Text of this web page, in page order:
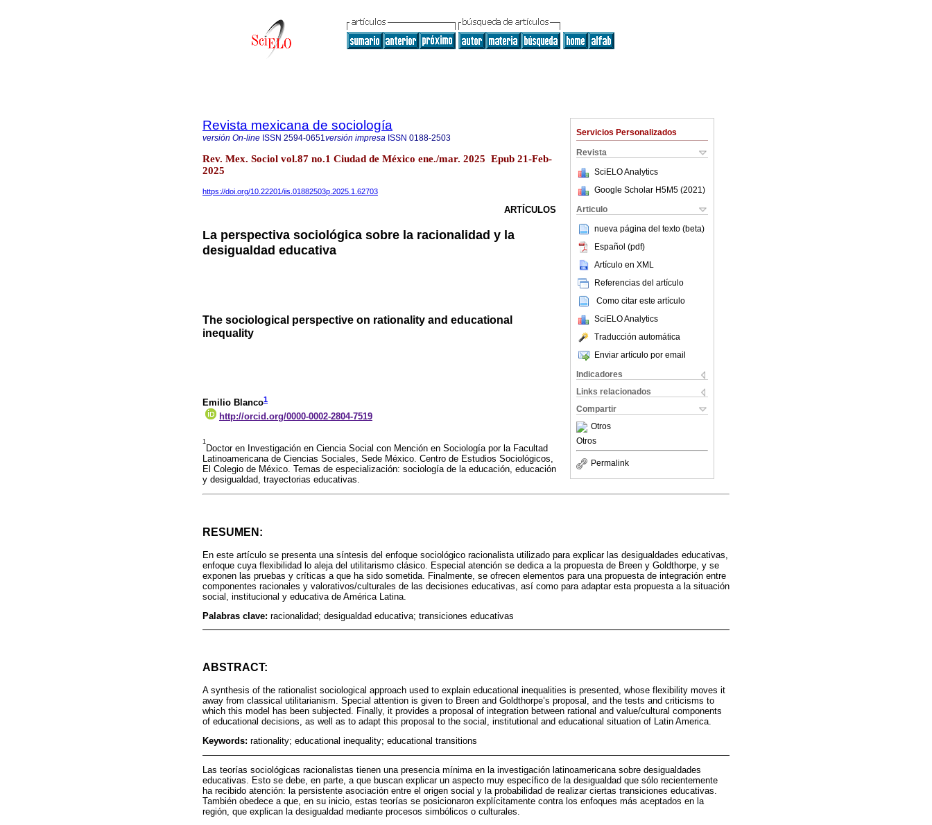
Servicios Personalizados
Revista
SciELO Analytics
Google Scholar H5M5 (2021 )
Articulo
nueva página del texto (beta)
Español (pdf)
Artículo en XML
Referencias del artículo
Como citar este artículo
SciELO Analytics
Traducción automática
Enviar artículo por email
Indicadores
Links relacionados
Compartir
Otros
Otros
Permalink
Revista mexicana de sociología
versión On-line ISSN 2594-0651versión impresa ISSN 0188-2503
Rev. Mex. Sociol vol.87 no.1 Ciudad de México ene./mar. 2025 Epub 21-Feb-
2025
https://doi.org/10.22201/iis.01882503p.2025.1.62703
ARTÍCULOS
La perspectiva sociológica sobre la racionalidad y la
desigualdad educativa
The sociological perspective on rationality and educational
inequality
Emilio Blanco1
http://orcid.org/0000-0002-2804-7519
1
Doctor en Investigación en Ciencia Social con Mención en Sociología por la Facultad
Latinoamericana de Ciencias Sociales, Sede México. Centro de Estudios Sociológicos,
El Colegio de México. Temas de especialización: sociología de la educación, educación
y desigualdad, trayectorias educativas.
RESUMEN:
En este artículo se presenta una síntesis del enfoque sociológico racionalista utilizado para explicar las desigualdades educativas,
enfoque cuya flexibilidad lo aleja del utilitarismo clásico. Especial atención se dedica a la propuesta de Breen y Goldthorpe, y se
exponen las pruebas y críticas a que ha sido sometida. Finalmente, se ofrecen elementos para una propuesta de integración entre
componentes racionales y valorativos/culturales de las decisiones educativas, así como para adaptar esta propuesta a la situación
social, institucional y educativa de América Latina.
Palabras clave: racionalidad; desigualdad educativa; transiciones educativas
ABSTRACT:
A synthesis of the rationalist sociological approach used to explain educational inequalities is presented, whose flexibility moves it
away from classical utilitarianism. Special attention is given to Breen and Goldthorpe’s proposal, and the tests and criticisms to
which this model has been subjected. Finally, it provides a proposal of integration between rational and value/cultural components
of educational decisions, as well as to adapt this proposal to the social, institutional and educational situation of Latin America.
Keywords: rationality; educational inequality; educational transitions
Las teorías sociológicas racionalistas tienen una presencia mínima en la investigación latinoamericana sobre desigualdades
educativas. Esto se debe, en parte, a que buscan explicar un aspecto muy específico de la desigualdad que sólo recientemente
ha recibido atención: la persistente asociación entre el origen social y la probabilidad de realizar ciertas transiciones educativas.
También obedece a que, en su inicio, estas teorías se posicionaron explícitamente contra los enfoques más aceptados en la
región, que explican la desigualdad mediante procesos simbólicos o culturales.